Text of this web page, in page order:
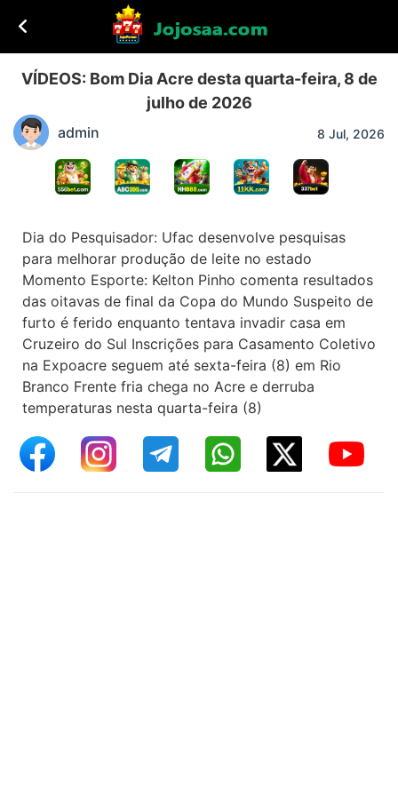
VÍDEOS: Bom Dia Acre desta quarta-feira, 8 de
julho de 2026
admin 8 Jul, 2026
Dia do Pesquisador: Ufac desenvolve pesquisas
para melhorar produção de leite no estado
Momento Esporte: Kelton Pinho comenta resultados
das oitavas de final da Copa do Mundo Suspeito de
furto é ferido enquanto tentava invadir casa em
Cruzeiro do Sul Inscrições para Casamento Coletivo
na Expoacre seguem até sexta-feira (8) em Rio
Branco Frente fria chega no Acre e derruba
temperaturas nesta quarta-feira (8)